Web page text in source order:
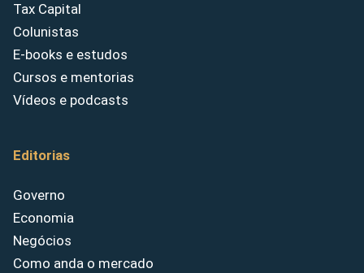
Tax Capital
Colunistas
E-books e estudos
Cursos e mentorias
Vídeos e podcasts
Editorias
Governo
Economia
Negócios
Como anda o mercado